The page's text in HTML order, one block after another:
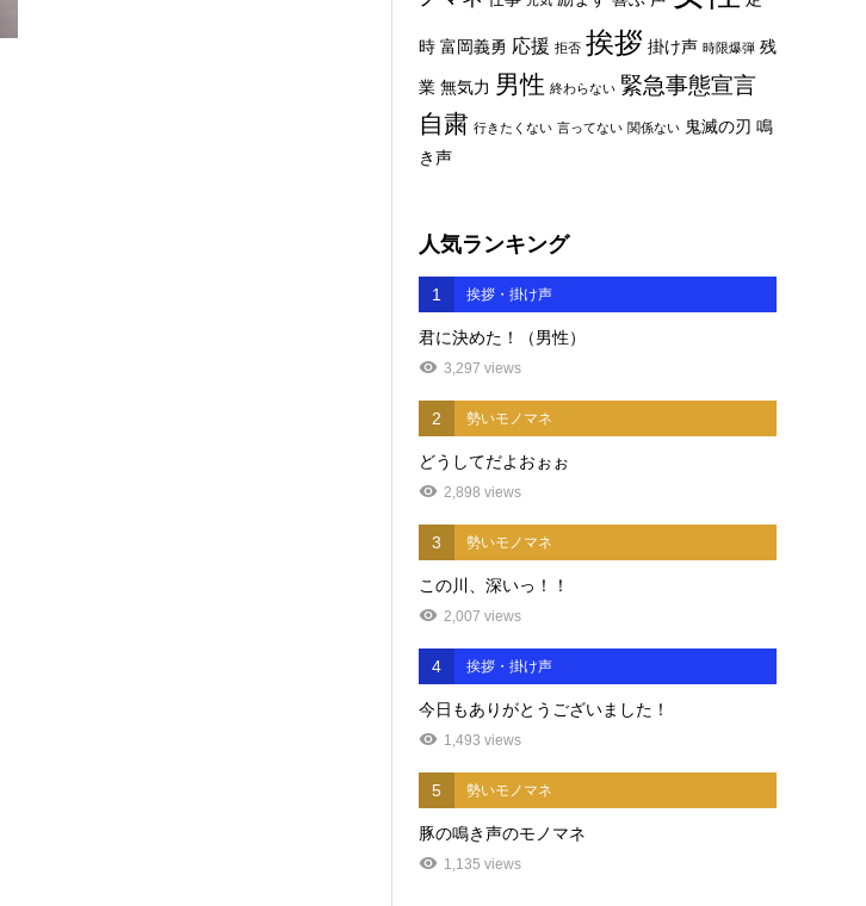
時 富岡義勇 応援 拒否 挨拶 掛け声 時限爆弾 残
業 無気力 男性 終わらない 緊急事態宣言
自粛 行きたくない 言ってない 関係ない 鬼滅の刃 鳴
き声
人気ランキング
1 挨拶・掛け声
君に決めた！（男性）
3,297 views
2 勢いモノマネ
どうしてだよおぉぉ
2,898 views
3 勢いモノマネ
この川、深いっ！！
2,007 views
4 挨拶・掛け声
今日もありがとうございました！
1,493 views
5 勢いモノマネ
豚の鳴き声のモノマネ
1,135 views